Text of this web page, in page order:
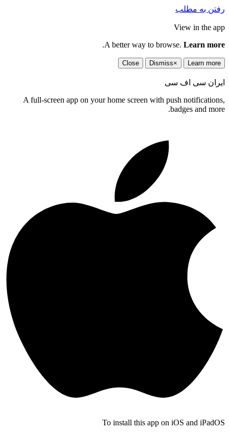
رفتن به مطلب
View in the app
A better way to browse. Learn more
.
Learn more
×
Dismiss
Close
ایران سی اف سی
A full-screen app on your home screen with push notifications,
badges and more.
To install this app on iOS and iPadOS